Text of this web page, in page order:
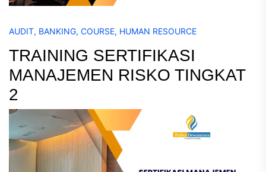
AUDIT, BANKING, COURSE, HUMAN RESOURCE
TRAINING SERTIFIKASI
MANAJEMEN RISKO TINGKAT
2